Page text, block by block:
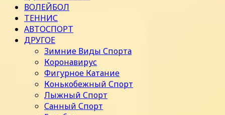
ВОЛЕЙБОЛ
ТЕННИС
АВТОСПОРТ
ДРУГОЕ
Зимние Виды Спорта
Коронавирус
Фигурное Катание
Конькобежный Спорт
Лыжный Спорт
Санный Спорт